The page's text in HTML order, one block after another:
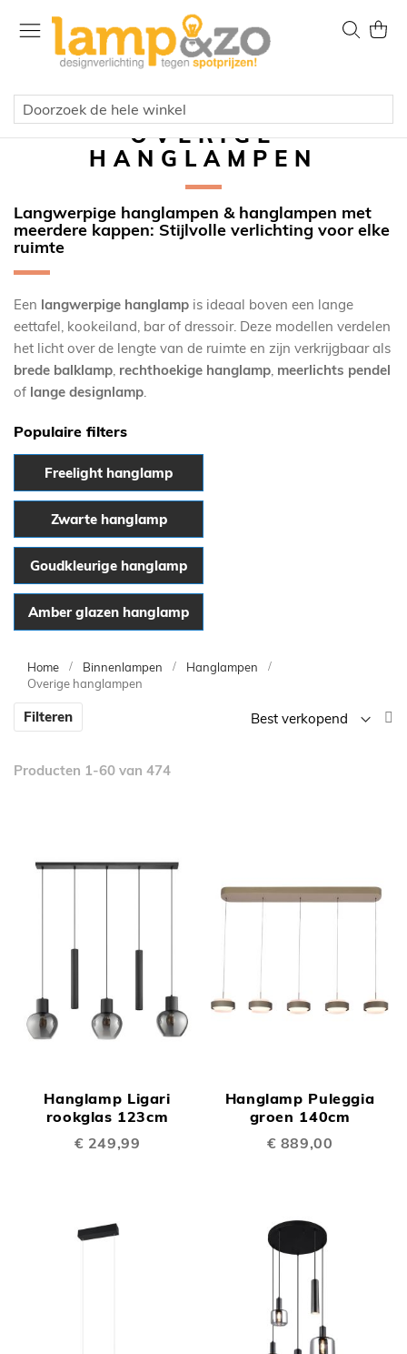
naar
Zoek
OVERIGE
HANGLAMPEN
Langwerpige hanglampen & hanglampen met
meerdere kappen: Stijlvolle verlichting voor elke
ruimte
Een langwerpige hanglamp is ideaal boven een lange
eettafel, kookeiland, bar of dressoir. Deze modellen verdelen
het licht over de lengte van de ruimte en zijn verkrijgbaar als
brede balklamp, rechthoekige hanglamp, meerlichts pendel
of lange designlamp.
Populaire filters
Freelight hanglamp
Zwarte hanglamp
Goudkleurige hanglamp
Amber glazen hanglamp
Home Binnenlampen
Hanglampen
Overige hanglampen
Filteren
Producten 1-60 van 474
Hanglamp Ligari
rookglas 123cm
€ 249,99
Hanglamp Puleggia
groen 140cm
€ 889,00